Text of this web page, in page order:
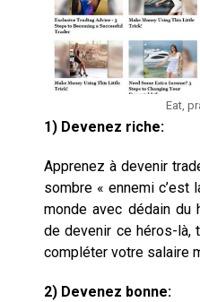
Eat,
1) Devenez riche:
Apprenez à devenir
sombre « ennemi c’est
monde avec dédain du
de devenir ce héros-là,
compléter votre salaire
2) Devenez bonne: